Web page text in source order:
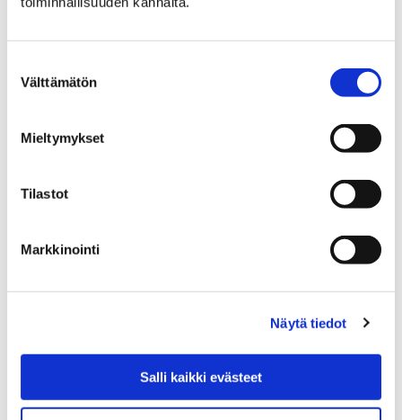
valinta
Välttämätön
Mieltymykset
Tilastot
Markkinointi
Näytä tiedot
Salli kaikki evästeet
Pori Sinfoniettan tammikuussa
loppuunmyynyt ABBA-konsertti uusitaan
maaliskuussa yleisön pyynnöstä
toiveuusitaan lauantaina 23.3. Ohjelma on hieman eri
kuin tammikuun konsertissa. ABBA-hittien lisäksi